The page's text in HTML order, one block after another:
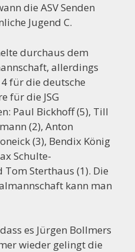
die ASV Senden
Jugend C.
durchaus dem
allerdings
für die deutsche
für die JSG
Paul Bickhoff (5), Till
(2), Anton
(3), Bendix König
Schulte-
Sterthaus (1). Die
kann man
es Jürgen Bollmers
wieder gelingt die